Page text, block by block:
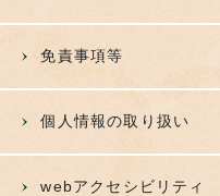
免責事項等
個人情報の取り扱い
webアクセシビリティ